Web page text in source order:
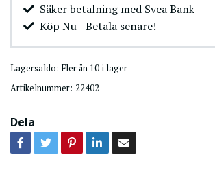
Säker betalning med Svea Bank
Köp Nu - Betala senare!
Lagersaldo: Fler än 10 i lager
Artikelnummer: 22402
Dela